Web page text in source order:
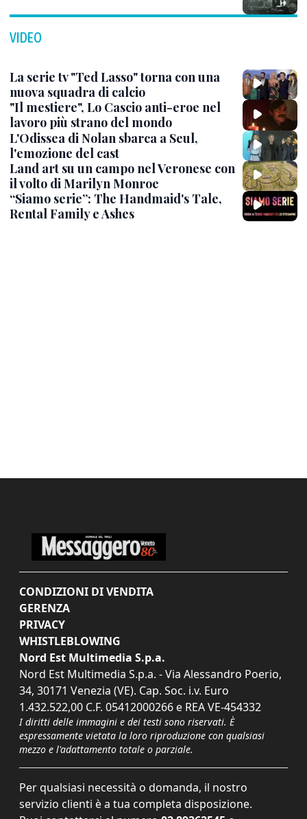
VIDEO
La serie tv "Ted Lasso" torna con una
nuova squadra di calcio
"Il mestiere", Lo Cascio anti-eroe nel
lavoro più strano del mondo
L'Odissea di Nolan sbarca a Seul,
l'emozione del cast
Land art su un campo nel Veronese con
il volto di Marilyn Monroe
“Siamo serie”: The Handmaid's Tale,
Rental Family e Ashes
CONDIZIONI DI VENDITA
GERENZA
PRIVACY
WHISTLEBLOWING
Nord Est Multimedia S.p.a.
Nord Est Multimedia S.p.a. - Via Alessandro Poerio,
34, 30171 Venezia (VE). Cap. Soc. i.v. Euro
1.432.522,00 C.F. 05412000266 e REA VE-454332
I diritti delle immagini e dei testi sono riservati. È
espressamente vietata la loro riproduzione con qualsiasi
mezzo e l'adattamento totale o parziale.
Per qualsiasi necessità o domanda, il nostro
servizio clienti è a tua completa disposizione.